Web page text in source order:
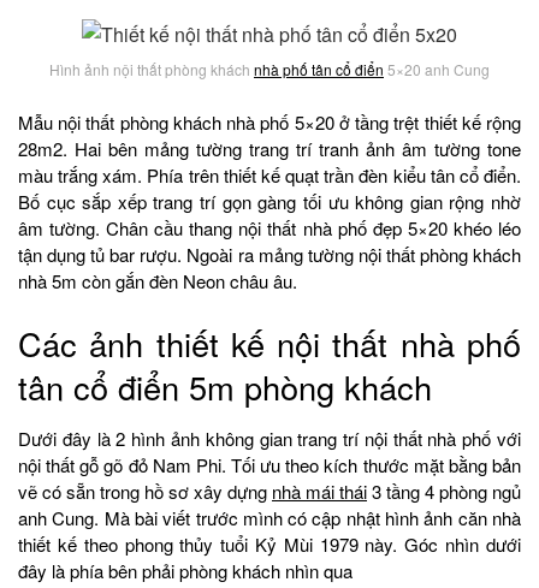
Hình ảnh nội thất phòng khách nhà phố tân cổ điển 5×20 anh Cung
Mẫu nội thất phòng khách nhà phố 5×20 ở tầng trệt thiết kế rộng
28m2. Hai bên mảng tường trang trí tranh ảnh âm tường tone
màu trắng xám. Phía trên thiết kế quạt trần đèn kiểu tân cổ điển.
Bố cục sắp xếp trang trí gọn gàng tối ưu không gian rộng nhờ
âm tường. Chân cầu thang nội thất nhà phố đẹp 5×20 khéo léo
tận dụng tủ bar rượu. Ngoài ra mảng tường nội thất phòng khách
nhà 5m còn gắn đèn Neon châu âu.
Các ảnh thiết kế nội thất nhà phố
tân cổ điển 5m phòng khách
Dưới đây là 2 hình ảnh không gian trang trí nội thất nhà phố với
nội thất gỗ gõ đỏ Nam Phi. Tối ưu theo kích thước mặt bằng bản
vẽ có sẵn trong hồ sơ xây dựng nhà mái thái3 tầng 4 phòng ngủ
anh Cung. Mà bài viết trước mình có cập nhật hình ảnh căn nhà
thiết kế theo phong thủy tuổi Kỷ Mùi 1979 này. Góc nhìn dưới
đây là phía bên phải phòng khách nhìn qua